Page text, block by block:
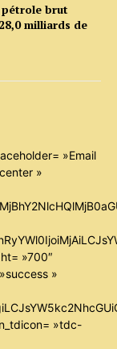
pétrole brut
milliards de
»Email
»
»700″
»
»tdc-